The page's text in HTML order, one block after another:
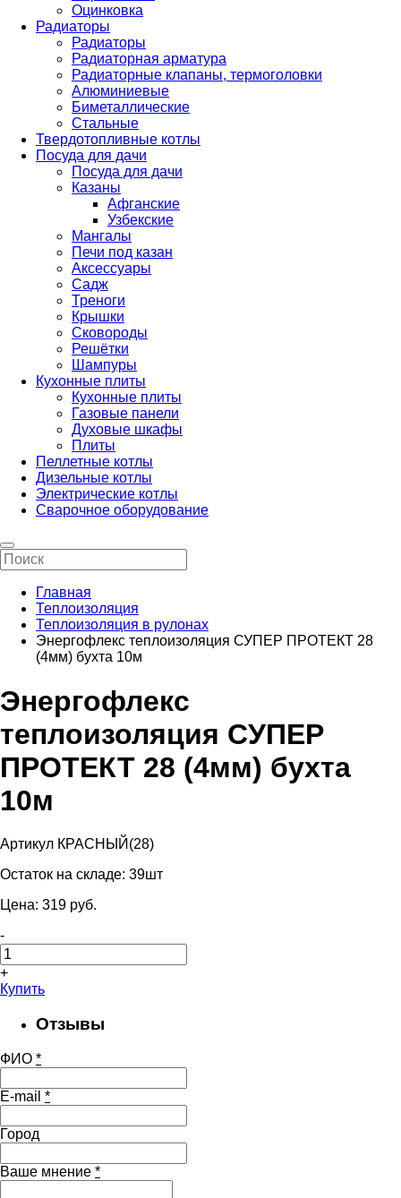
Оцинковка
Радиаторы
Радиаторы
Радиаторная арматура
Радиаторные клапаны, термоголовки
Алюминиевые
Биметаллические
Стальные
Твердотопливные котлы
Посуда для дачи
Посуда для дачи
Казаны
Афганские
Узбекские
Мангалы
Печи под казан
Аксессуары
Садж
Треноги
Крышки
Сковороды
Решётки
Шампуры
Кухонные плиты
Кухонные плиты
Газовые панели
Духовые шкафы
Плиты
Пеллетные котлы
Дизельные котлы
Электрические котлы
Сварочное оборудование
Главная
Теплоизоляция
Теплоизоляция в рулонах
Энергофлекс теплоизоляция СУПЕР ПРОТЕКТ 28
(4мм) бухта 10м
Энергофлекс
теплоизоляция СУПЕР
ПРОТЕКТ 28 (4мм) бухта
10м
Артикул КРАСНЫЙ(28)
Остаток на складе: 39шт
Цена: 319 pуб.
-
+
Купить
Отзывы
ФИО *
E-mail *
Город
Ваше мнение *